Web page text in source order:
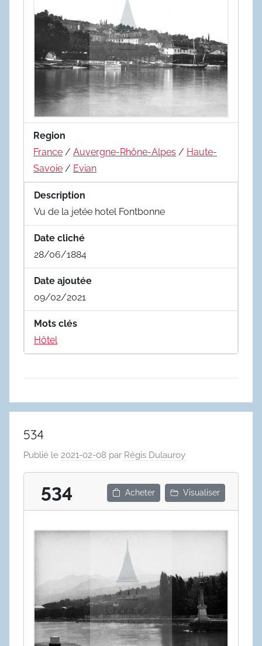
Region
France / Auvergne-Rhône-Alpes / Haute-
Savoie / Evian
Description
Vu de la jetée hotel Fontbonne
Date cliché
28/06/1884
Date ajoutée
09/02/2021
Mots clés
Hôtel
534
Publié le 2021-02-08 par Régis Dulauroy
534 Acheter Visualiser